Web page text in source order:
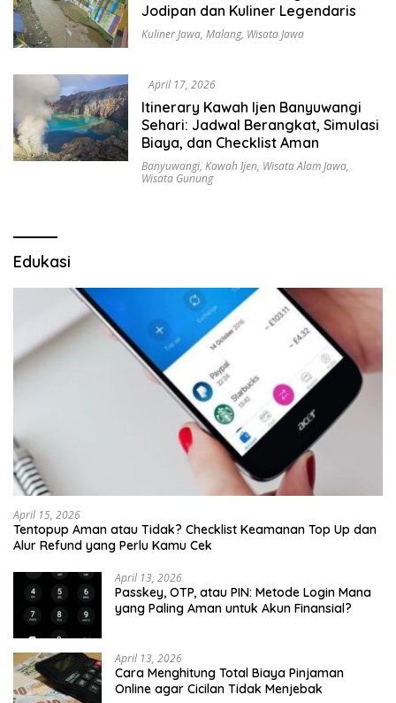
Jodipan dan Kuliner Legendaris
Kuliner Jawa, Malang, Wisata Jawa
April 17, 2026
Itinerary Kawah Ijen Banyuwangi
Sehari: Jadwal Berangkat, Simulasi
Biaya, dan Checklist Aman
Banyuwangi, Kawah Ijen, Wisata Alam Jawa,
Wisata Gunung
Edukasi
April 15, 2026
Tentopup Aman atau Tidak? Checklist Keamanan Top Up dan
Alur Refund yang Perlu Kamu Cek
April 13, 2026
Passkey, OTP, atau PIN: Metode Login Mana
yang Paling Aman untuk Akun Finansial?
April 13, 2026
Cara Menghitung Total Biaya Pinjaman
Online agar Cicilan Tidak Menjebak